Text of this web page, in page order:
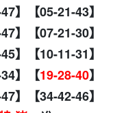
】【05-21-43】
】【07-21-30】
】【10-11-31】
】【19-28-40】
】【34-42-46】